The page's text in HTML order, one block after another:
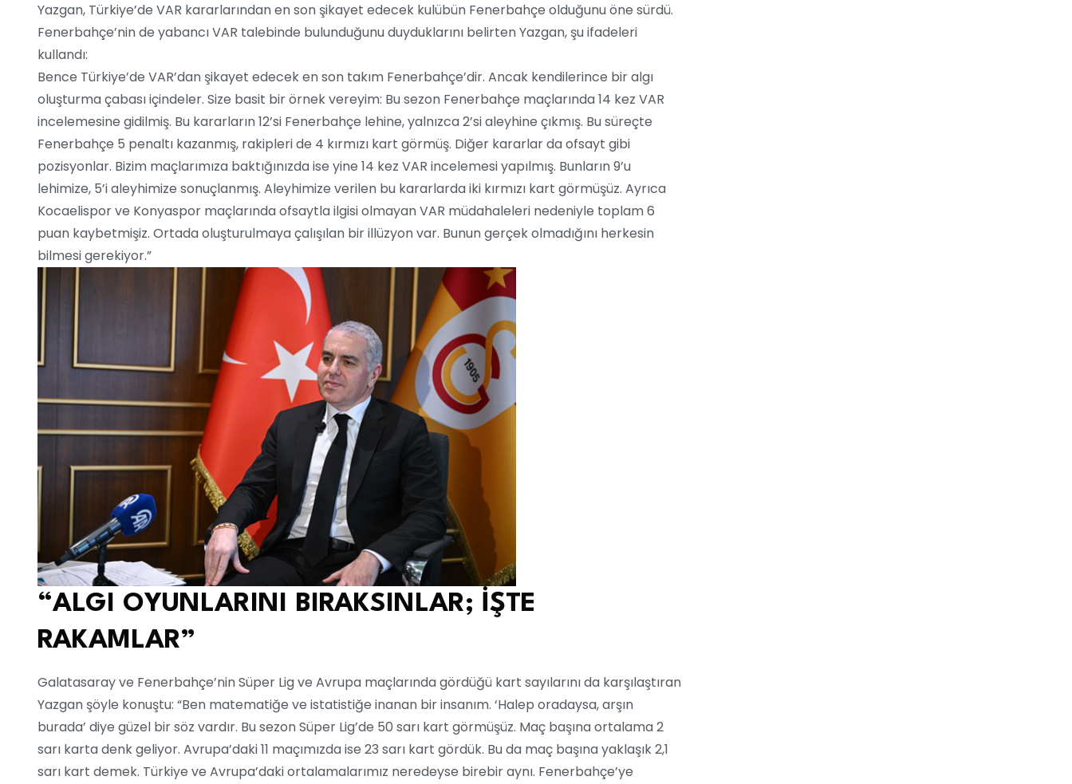
Yazgan, Türkiye’de VAR kararlarından en son şikayet edecek kulübün Fenerbahçe olduğunu öne sürdü.
Fenerbahçe’nin de yabancı VAR talebinde bulunduğunu duyduklarını belirten Yazgan, şu ifadeleri
kullandı:
Bence Türkiye’de VAR’dan şikayet edecek en son takım Fenerbahçe’dir. Ancak kendilerince bir algı
oluşturma çabası içindeler. Size basit bir örnek vereyim: Bu sezon Fenerbahçe maçlarında 14 kez VAR
incelemesine gidilmiş. Bu kararların 12’si Fenerbahçe lehine, yalnızca 2’si aleyhine çıkmış. Bu süreçte
Fenerbahçe 5 penaltı kazanmış, rakipleri de 4 kırmızı kart görmüş. Diğer kararlar da ofsayt gibi
pozisyonlar. Bizim maçlarımıza baktığınızda ise yine 14 kez VAR incelemesi yapılmış. Bunların 9’u
lehimize, 5’i aleyhimize sonuçlanmış. Aleyhimize verilen bu kararlarda iki kırmızı kart görmüşüz. Ayrıca
Kocaelispor ve Konyaspor maçlarında ofsaytla ilgisi olmayan VAR müdahaleleri nedeniyle toplam 6
puan kaybetmişiz. Ortada oluşturulmaya çalışılan bir illüzyon var. Bunun gerçek olmadığını herkesin
bilmesi gerekiyor.”
“ALGI OYUNLARINI BIRAKSINLAR; İŞTE
RAKAMLAR”
Galatasaray ve Fenerbahçe’nin Süper Lig ve Avrupa maçlarında gördüğü kart sayılarını da karşılaştıran
Yazgan şöyle konuştu: “Ben matematiğe ve istatistiğe inanan bir insanım. ‘Halep oradaysa, arşın
burada’ diye güzel bir söz vardır. Bu sezon Süper Lig’de 50 sarı kart görmüşüz. Maç başına ortalama 2
sarı karta denk geliyor. Avrupa’daki 11 maçımızda ise 23 sarı kart gördük. Bu da maç başına yaklaşık 2,1
sarı kart demek. Türkiye ve Avrupa’daki ortalamalarımız neredeyse birebir aynı. Fenerbahçe’ye